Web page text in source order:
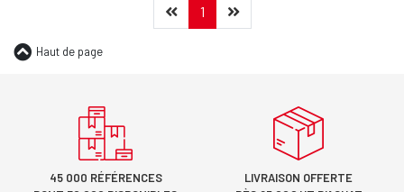
Précédent
1(current)Suivant
Haut de page
45 000 RÉFÉRENCES
LIVRAISON OFFERTE